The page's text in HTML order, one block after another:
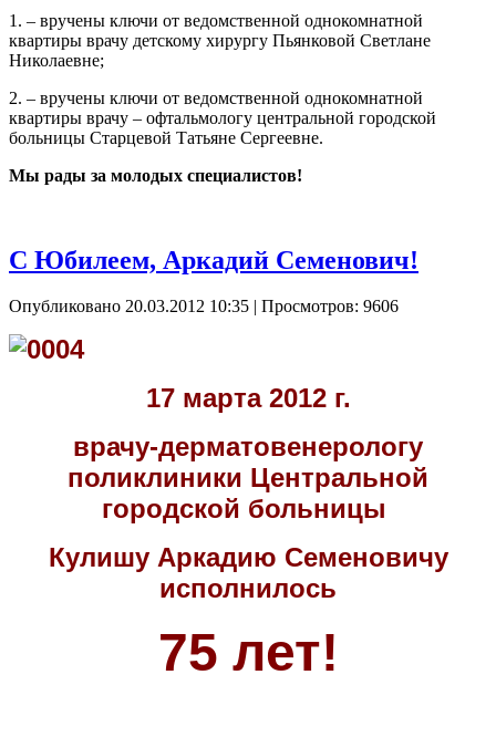
1. – вручены ключи от ведомственной однокомнатной
квартиры врачу детскому хирургу Пьянковой Светлане
Николаевне;
2. – вручены ключи от ведомственной однокомнатной
квартиры врачу – офтальмологу центральной городской
больницы Старцевой Татьяне Сергеевне.
Мы рады за молодых специалистов!
С Юбилеем, Аркадий Семенович!
Опубликовано 20.03.2012 10:35 | Просмотров: 9606
17 марта 2012 г.
врачу-дерматовенерологу
поликлиники Центральной
городской больницы
Кулишу Аркадию Семеновичу
исполнилось
75 лет!